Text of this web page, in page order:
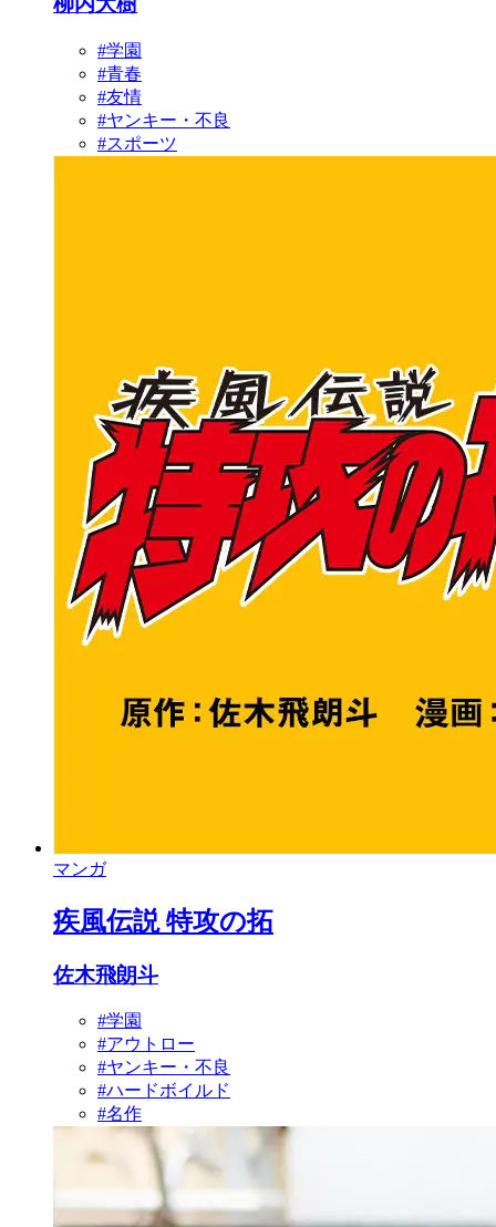
#学園
#青春
#友情
#ヤンキー・不良
#スポーツ
マンガ
疾風伝説 特攻の拓
佐木飛朗斗
#学園
#アウトロー
#ヤンキー・不良
#ハードボイルド
#名作